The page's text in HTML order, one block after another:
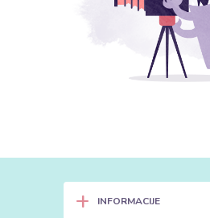
+ INFORMACIJE